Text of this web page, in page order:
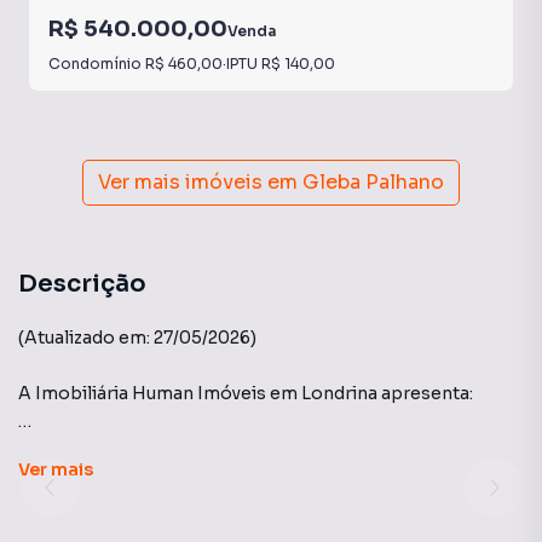
R$ 540.000,00Venda
Condomínio R$ 460,00·IPTU R$ 140,00
Ver mais imóveis em Gleba Palhano
Descrição
(Atualizado em: 27/05/2026)
A Imobiliária Human Imóveis em Londrina apresenta:
Ver mais